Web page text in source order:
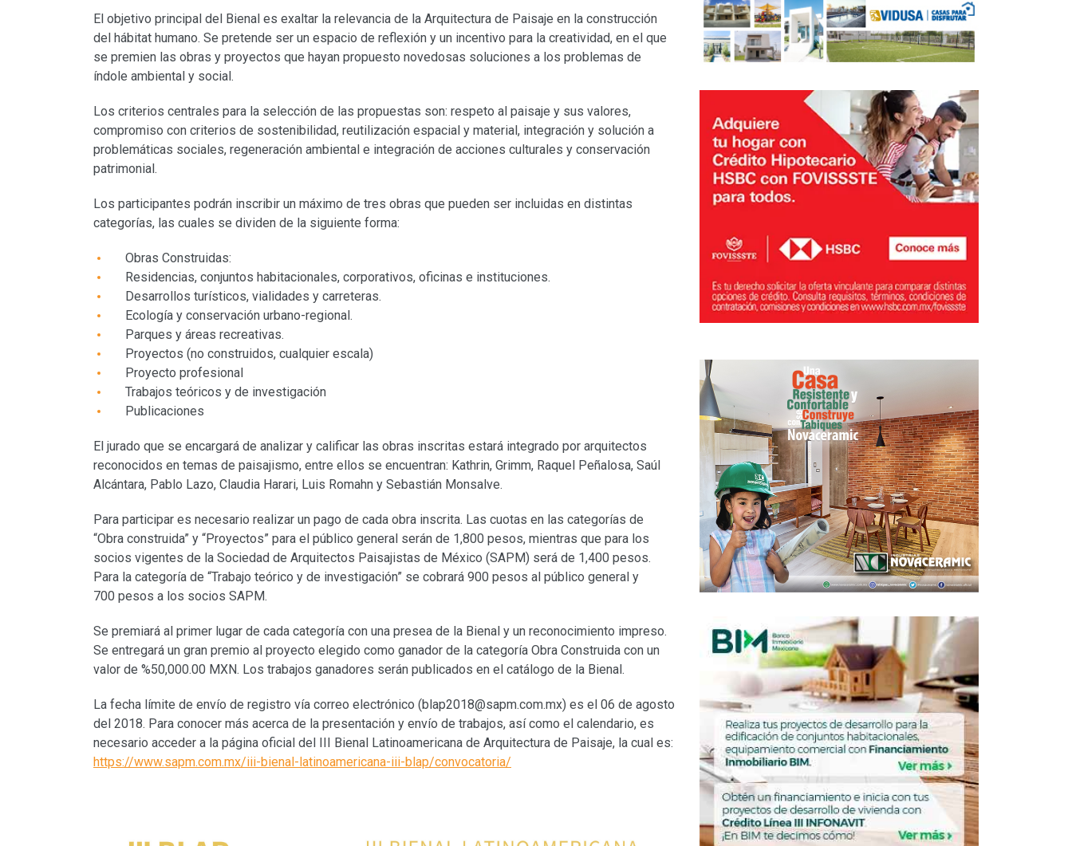
El objetivo principal del Bienal es exaltar la relevancia de la Arquitectura de Paisaje en la construcción
del hábitat humano. Se pretende ser un espacio de reflexión y un incentivo para la creatividad, en el que
se premien las obras y proyectos que hayan propuesto novedosas soluciones a los problemas de
índole ambiental y social.
Los criterios centrales para la selección de las propuestas son: respeto al paisaje y sus valores,
compromiso con criterios de sostenibilidad, reutilización espacial y material, integración y solución a
problemáticas sociales, regeneración ambiental e integración de acciones culturales y conservación
patrimonial.
Los participantes podrán inscribir un máximo de tres obras que pueden ser incluidas en distintas
categorías, las cuales se dividen de la siguiente forma:
Obras Construidas:
Residencias, conjuntos habitacionales, corporativos, oficinas e instituciones.
Desarrollos turísticos, vialidades y carreteras.
Ecología y conservación urbano-regional.
Parques y áreas recreativas.
Proyectos (no construidos, cualquier escala)
Proyecto profesional
Trabajos teóricos y de investigación
Publicaciones
El jurado que se encargará de analizar y calificar las obras inscritas estará integrado por arquitectos
reconocidos en temas de paisajismo, entre ellos se encuentran: Kathrin, Grimm, Raquel Peñalosa, Saúl
Alcántara, Pablo Lazo, Claudia Harari, Luis Romahn y Sebastián Monsalve.
Para participar es necesario realizar un pago de cada obra inscrita. Las cuotas en las categorías de
“Obra construida” y “Proyectos” para el público general serán de 1,800 pesos, mientras que para los
socios vigentes de la Sociedad de Arquitectos Paisajistas de México (SAPM) será de 1,400 pesos.
Para la categoría de “Trabajo teórico y de investigación” se cobrará 900 pesos al público general y
700 pesos a los socios SAPM.
Se premiará al primer lugar de cada categoría con una presea de la Bienal y un reconocimiento impreso.
Se entregará un gran premio al proyecto elegido como ganador de la categoría Obra Construida con un
valor de %50,000.00 MXN. Los trabajos ganadores serán publicados en el catálogo de la Bienal.
La fecha límite de envío de registro vía correo electrónico (blap2018@sapm.com.mx) es el 06 de agosto
del 2018. Para conocer más acerca de la presentación y envío de trabajos, así como el calendario, es
necesario acceder a la página oficial del III Bienal Latinoamericana de Arquitectura de Paisaje, la cual es:
https://www.sapm.com.mx/iii-bienal-latinoamericana-iii-blap/convocatoria/